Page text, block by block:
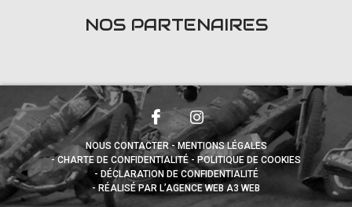
NOS PARTENAIRES
NOUS CONTACTER
MENTIONS LÉGALES
CHARTE DE CONFIDENTIALITÉ
POLITIQUE DE COOKIES
DÉCLARATION DE CONFIDENTIALITÉ
RÉALISÉ PAR L’AGENCE WEB A3 WEB